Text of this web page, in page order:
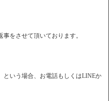
をさせて頂いております。
という場合、お電話もしくはLINEか